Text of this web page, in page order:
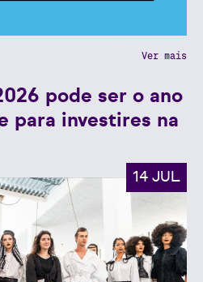
Ver mais
pode ser o ano
para investires na
14 JUL